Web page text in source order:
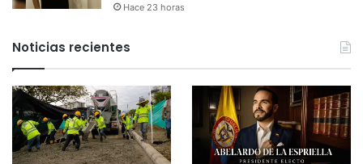
Hace 23 horas
Noticias recientes